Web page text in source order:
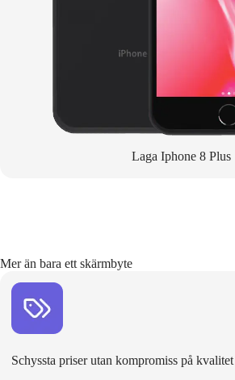
Laga Iphone 8 Plus
Mer än bara ett skärmbyte
Schyssta priser utan kompromiss på kvalitet